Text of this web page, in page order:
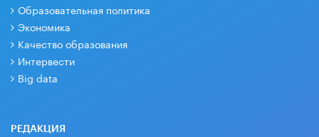
Образовательная политика
Экономика
Качество образования
Интервести
Big data
РЕДАКЦИЯ